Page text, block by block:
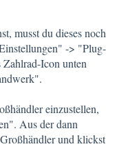
musst du dieses noch
-> "Plug-
Icon unten
einzustellen,
Aus der dann
und klickst